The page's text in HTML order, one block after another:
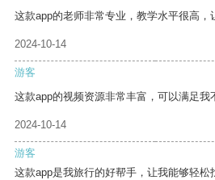
这款app的老师非常专业，教学水平很高，
2024-10-14
游客
这款app的视频资源非常丰富，可以满足我
2024-10-14
游客
这款app是我旅行的好帮手，让我能够轻